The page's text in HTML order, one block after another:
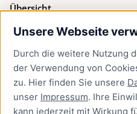
Unsere Webseite
Durch die weitere Nutzung
der Verwendung von
zu. Hier finden Sie unsere
unser Impressum. Ihre
kann jederzeit mit Wirkung
Übersicht
Bürgerservice
Presse
Newsletter Lübeck:kompakt
Kontakt